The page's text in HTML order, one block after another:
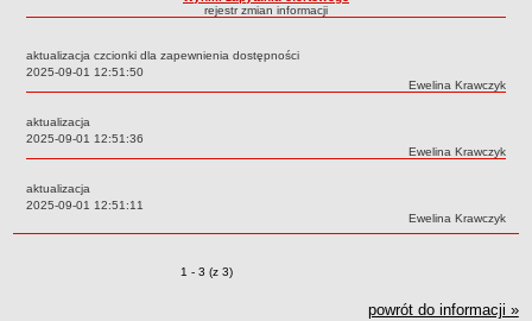
PRZEDSZKOLA
ARCHIWUM SZKÓŁ I PLACÓWEK
Zlikwidowane gimnazja
Przekształcone szkoły i placówki
Wielofunkcyjna Placówka
SPECJALNE OŚRODKI SZKOLNO-WYCHOWAWCZE
Specjalny Ośrodek nr 1
rejestr zmian informacji
aktualizacja czcionki dla zapewnienia dostępności
Data:
2025-09-01 12:51:50
Autor:
Ewelina Krawczyk
aktualizacja
Data:
2025-09-01 12:51:36
Autor:
Ewelina Krawczyk
aktualizacja
Data:
2025-09-01 12:51:11
Autor:
Ewelina Krawczyk
Zmiany o pozycjach
1 - 3 (z 3)
powrót do informacji »